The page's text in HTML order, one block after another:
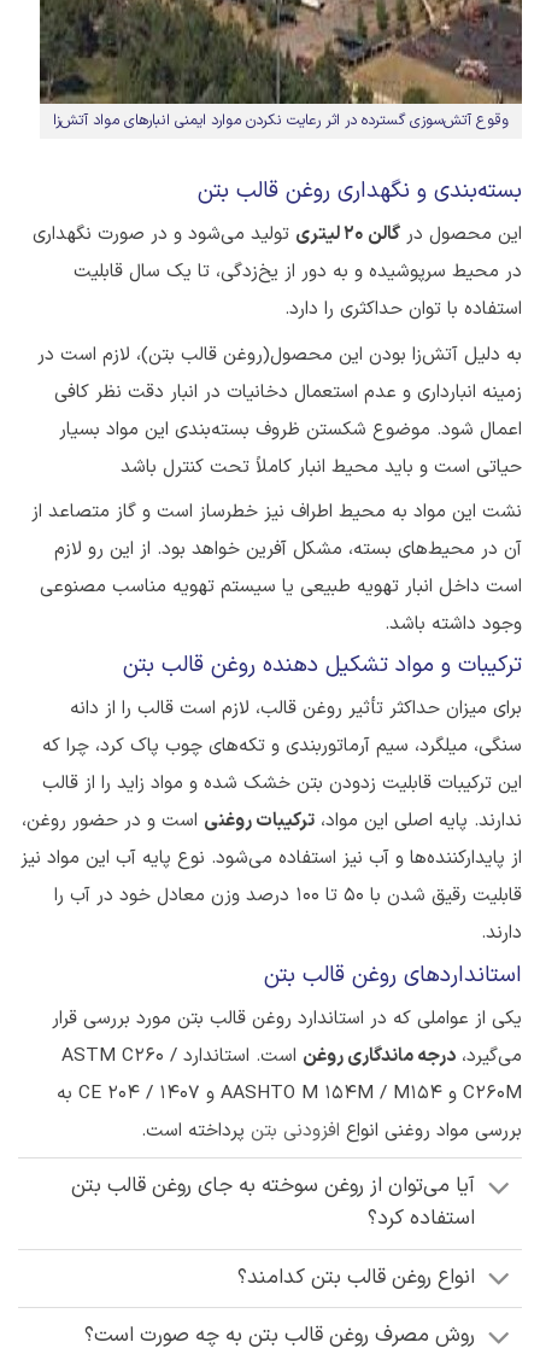
وقوع آتش‌سوزی گسترده در اثر رعایت نکردن موارد ایمنی انبارهای مواد آتش‌زا
بسته‌بندی و نگهداری روغن قالب بتن
این محصول در گالن 20 لیتری
تولید می‌شود و در صورت نگهداری
در محیط سرپوشیده و به دور از یخ‌زدگی، تا یک سال قابلیت
استفاده با توان حداکثری را دارد.
به دلیل آتش‌زا بودن این محصول(روغن قالب بتن)، لازم است در
زمینه انبار‌داری و عدم استعمال دخانیات در انبار دقت نظر کافی
اعمال شود. موضوع شکستن ظروف بسته‌بندی این مواد بسیار
حیاتی است و باید محیط انبار کاملاً تحت کنترل باشد
نشت این مواد به محیط اطراف نیز خطرساز است و گاز متصاعد از
آن در محیط‌های بسته، مشکل آفرین خواهد بود. از این رو لازم
است داخل انبار تهویه طبیعی یا سیستم تهویه مناسب مصنوعی
وجود داشته باشد.
ترکیبات و مواد تشکیل دهنده روغن قالب بتن
برای میزان حداکثر تأثیر روغن قالب، لازم است قالب را از دانه
سنگی، میلگرد، سیم آرماتوربندی و تکه‌های چوب پاک کرد، چرا که
این ترکیبات قابلیت زدودن بتن خشک شده و مواد زاید را از قالب
ندارند. پایه اصلی این مواد، ترکیبات روغنی است و در حضور روغن،
از پایدارکننده‌ها و آب نیز استفاده می‌شود. نوع پایه آب این مواد نیز
قابلیت رقیق شدن با 50 تا 100 درصد وزن معادل خود در آب را
دارند.
استانداردهای روغن قالب بتن
یکی از عواملی که در استاندارد روغن قالب بتن مورد بررسی قرار
می‌گیرد، درجه ماندگاری روغن
است. استاندارد ASTM C260 /
C260M و AASHTO M 154M / M154 و CE 204 / 1407 به
بررسی مواد روغنی انواع افزودنی بتن پرداخته است.
آیا می‌توان از روغن سوخته به جای روغن قالب بتن
استفاده کرد؟
انواع روغن قالب بتن کدامند؟
روش مصرف روغن قالب بتن به چه صورت است؟